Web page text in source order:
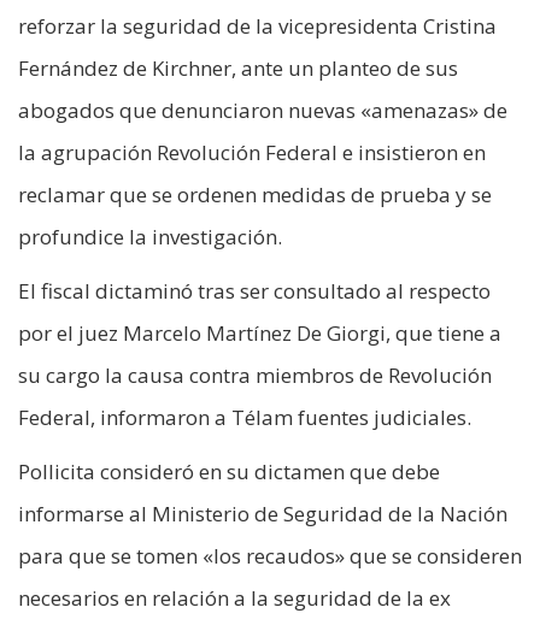
reforzar la seguridad de la vicepresidenta Cristina
Fernández de Kirchner, ante un planteo de sus
abogados que denunciaron nuevas «amenazas» de
la agrupación Revolución Federal e insistieron en
reclamar que se ordenen medidas de prueba y se
profundice la investigación.
El fiscal dictaminó tras ser consultado al respecto
por el juez Marcelo Martínez De Giorgi, que tiene a
su cargo la causa contra miembros de Revolución
Federal, informaron a Télam fuentes judiciales.
Pollicita consideró en su dictamen que debe
informarse al Ministerio de Seguridad de la Nación
para que se tomen «los recaudos» que se consideren
necesarios en relación a la seguridad de la ex